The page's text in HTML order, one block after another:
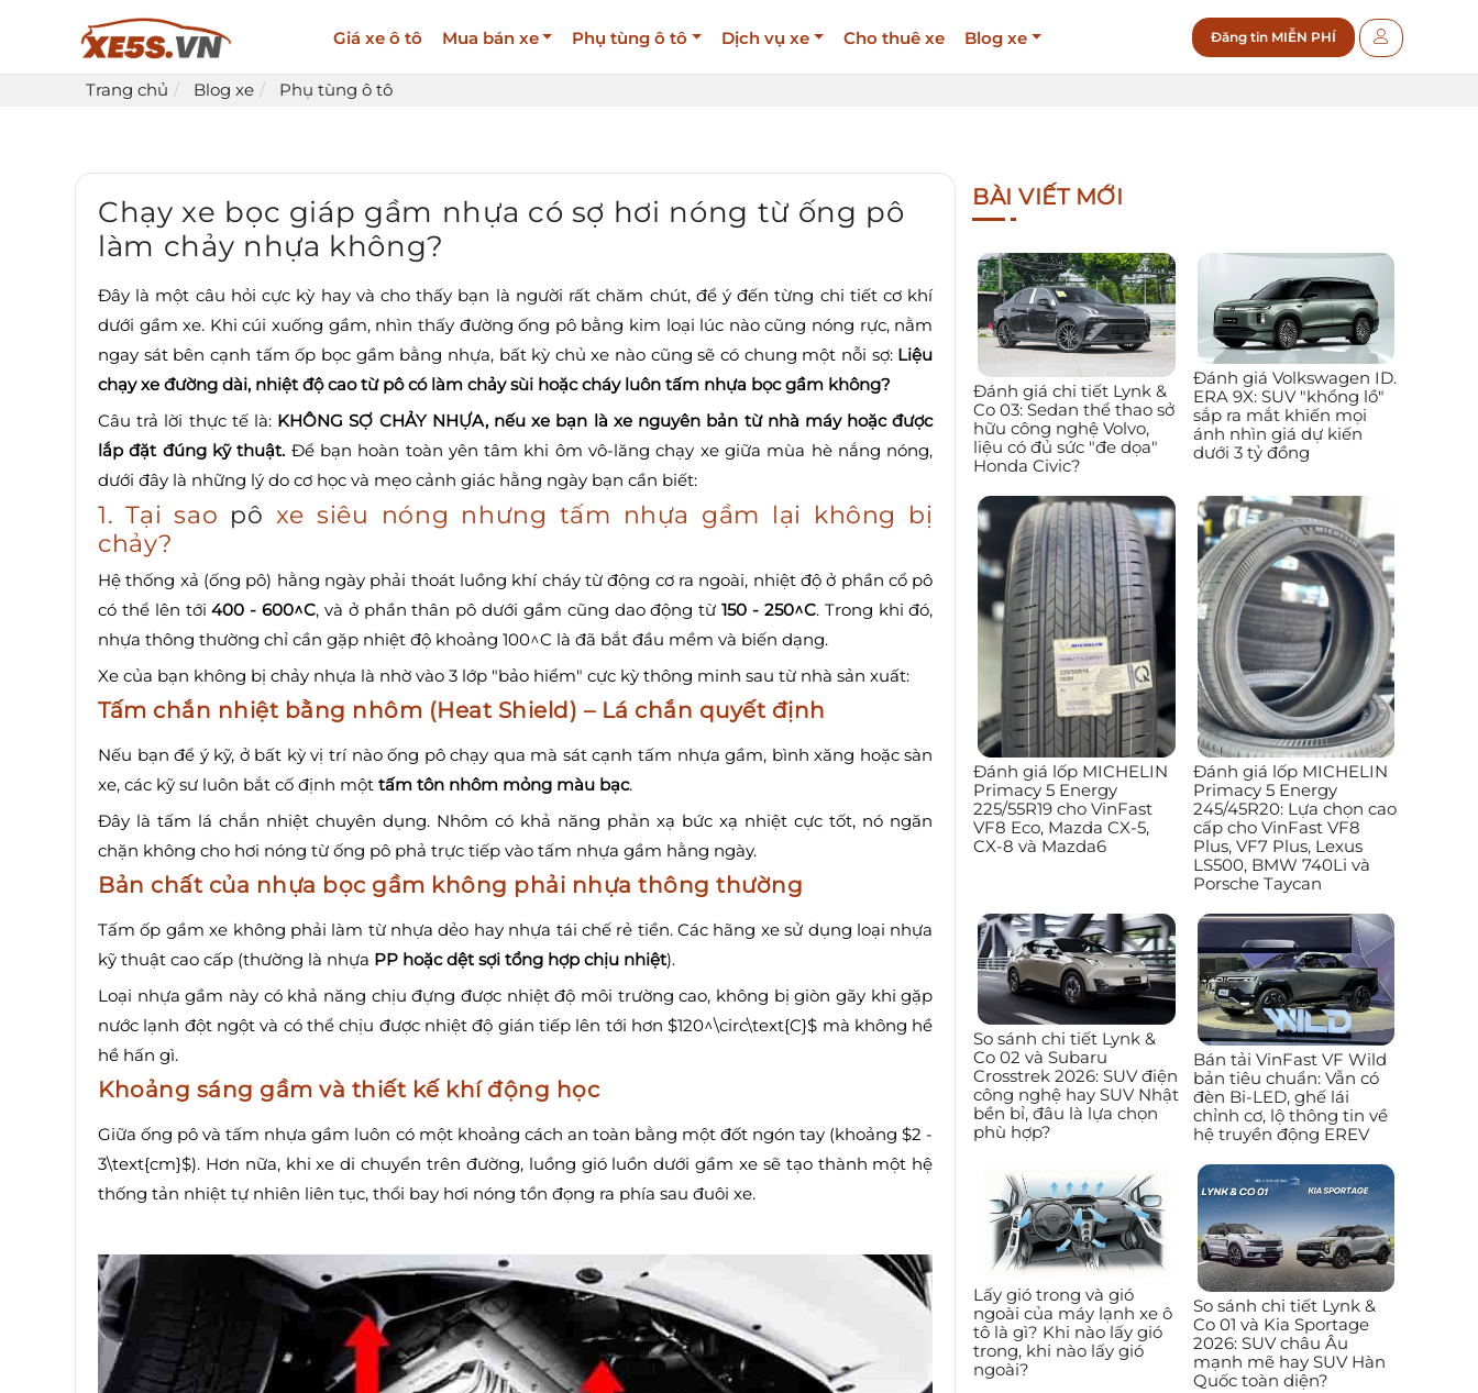
Giá xe ô tô Mua bán xe Phụ tùng ô tô Dịch vụ xe Cho thuê xe Blog xe Đăng tin MIỄN PHÍ
Trang chủ Blog xe Phụ tùng ô tô
Chạy xe bọc giáp gầm nhựa có sợ hơi nóng từ ống pô
làm chảy nhựa không?
Đây là một câu hỏi cực kỳ hay và cho thấy bạn là người rất chăm chút, để ý đến từng chi tiết cơ khí
dưới gầm xe. Khi cúi xuống gầm, nhìn thấy đường ống pô bằng kim loại lúc nào cũng nóng rực, nằm
ngay sát bên cạnh tấm ốp bọc gầm bằng nhựa, bất kỳ chủ xe nào cũng sẽ có chung một nỗi sợ: Liệu
chạy xe đường dài, nhiệt độ cao từ pô có làm chảy sùi hoặc cháy luôn tấm nhựa bọc gầm không?
Câu trả lời thực tế là: KHÔNG SỢ CHẢY NHỰA, nếu xe bạn là xe nguyên bản từ nhà máy hoặc được
lắp đặt đúng kỹ thuật. Để bạn hoàn toàn yên tâm khi ôm vô-lăng chạy xe giữa mùa hè nắng nóng,
dưới đây là những lý do cơ học và mẹo cảnh giác hằng ngày bạn cần biết:
1. Tại sao pô xe siêu nóng nhưng tấm nhựa gầm lại không bị
chảy?
Hệ thống xả (ống pô) hằng ngày phải thoát luồng khí cháy từ động cơ ra ngoài, nhiệt độ ở phần cổ pô
có thể lên tới400 - 600^C, và ở phần thân pô dưới gầm cũng dao động từ150 - 250^C. Trong khi đó,
nhựa thông thường chỉ cần gặp nhiệt độ khoảng 100^C là đã bắt đầu mềm và biến dạng.
Xe của bạn không bị chảy nhựa là nhờ vào 3 lớp "bảo hiểm" cực kỳ thông minh sau từ nhà sản xuất:
Tấm chắn nhiệt bằng nhôm (Heat Shield) – Lá chắn quyết định
Nếu bạn để ý kỹ, ở bất kỳ vị trí nào ống pô chạy qua mà sát cạnh tấm nhựa gầm, bình xăng hoặc sàn
xe, các kỹ sư luôn bắt cố định một tấm tôn nhôm mỏng màu bạc.
Đây là tấm lá chắn nhiệt chuyên dụng. Nhôm có khả năng phản xạ bức xạ nhiệt cực tốt, nó ngăn
chặn không cho hơi nóng từ ống pô phả trực tiếp vào tấm nhựa gầm hằng ngày.
Bản chất của nhựa bọc gầm không phải nhựa thông thường
Tấm ốp gầm xe không phải làm từ nhựa dẻo hay nhựa tái chế rẻ tiền. Các hãng xe sử dụng loại nhựa
kỹ thuật cao cấp (thường là nhựa PP hoặc dệt sợi tổng hợp chịu nhiệt).
Loại nhựa gầm này có khả năng chịu đựng được nhiệt độ môi trường cao, không bị giòn gãy khi gặp
nước lạnh đột ngột và có thể chịu được nhiệt độ gián tiếp lên tới hơn $120^\circ\text{C}$ mà không hề
hề hấn gì.
Khoảng sáng gầm và thiết kế khí động học
Giữa ống pô và tấm nhựa gầm luôn có một khoảng cách an toàn bằng một đốt ngón tay (khoảng $2 -
3\text{cm}$). Hơn nữa, khi xe di chuyển trên đường, luồng gió luồn dưới gầm xe sẽ tạo thành một hệ
thống tản nhiệt tự nhiên liên tục, thổi bay hơi nóng tồn đọng ra phía sau đuôi xe.
BÀI VIẾT MỚI
Đánh giá chi tiết Lynk &
Co 03: Sedan thể thao sở
hữu công nghệ Volvo,
liệu có đủ sức "đe dọa"
Honda Civic?
Đánh giá Volkswagen ID.
ERA 9X: SUV "khổng lồ"
sắp ra mắt khiến mọi
ánh nhìn giá dự kiến
dưới 3 tỷ đồng
Đánh giá lốp MICHELIN
Primacy 5 Energy
225/55R19 cho VinFast
VF8 Eco, Mazda CX-5,
CX-8 và Mazda6
Đánh giá lốp MICHELIN
Primacy 5 Energy
245/45R20: Lựa chọn cao
cấp cho VinFast VF8
Plus, VF7 Plus, Lexus
LS500, BMW 740Li và
Porsche Taycan
So sánh chi tiết Lynk &
Co 02 và Subaru
Crosstrek 2026: SUV điện
công nghệ hay SUV Nhật
bền bỉ, đâu là lựa chọn
phù hợp?
Bán tải VinFast VF Wild
bản tiêu chuẩn: Vẫn có
đèn Bi-LED, ghế lái
chỉnh cơ, lộ thông tin về
hệ truyền động EREV
Lấy gió trong và gió
ngoài của máy lạnh xe ô
tô là gì? Khi nào lấy gió
trong, khi nào lấy gió
ngoài?
So sánh chi tiết Lynk &
Co 01 và Kia Sportage
2026: SUV châu Âu
mạnh mẽ hay SUV Hàn
Quốc toàn diện?